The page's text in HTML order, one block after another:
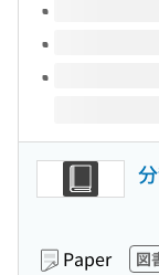
Paper 図